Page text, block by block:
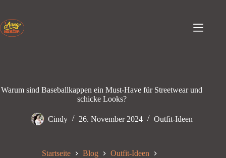
springen
Warum sind Baseballkappen ein Must-Have für Streetwear und
schicke Looks?
Cindy 26. November 2024 Outfit-Ideen
Startseite Blog
Outfit-Ideen